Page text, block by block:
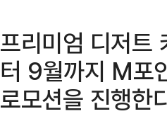
프리미엄 디저트
터 9월까지 M포
로모션을 진행한